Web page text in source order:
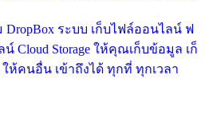
ระบบ เก็บไฟล์ออนไลน์ ฟ
Cloud Storage ให้คุณเก็บข้อมูล เก็
ห้คนอื่น เข้าถึงได้ ทุกที่ ทุกเวลา